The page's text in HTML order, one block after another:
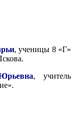
, ученицы 8 «Г»
, учитель